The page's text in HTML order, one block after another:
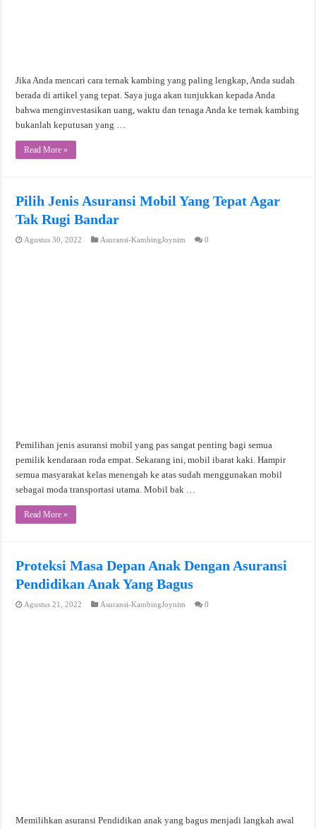
Jika Anda mencari cara ternak kambing yang paling lengkap, Anda sudah
berada di artikel yang tepat. Saya juga akan tunjukkan kepada Anda
bahwa menginvestasikan uang, waktu dan tenaga Anda ke ternak kambing
bukanlah keputusan yang …
Read More »
Pilih Jenis Asuransi Mobil Yang Tepat Agar
Tak Rugi Bandar
Agustus 30, 2022 Asuransi-KambingJoynim 0
Pemilihan jenis asuransi mobil yang pas sangat penting bagi semua
pemilik kendaraan roda empat. Sekarang ini, mobil ibarat kaki. Hampir
semua masyarakat kelas menengah ke atas sudah menggunakan mobil
sebagai moda transportasi utama. Mobil bak …
Read More »
Proteksi Masa Depan Anak Dengan Asuransi
Pendidikan Anak Yang Bagus
Agustus 21, 2022 Asuransi-KambingJoynim 0
Memilihkan asuransi Pendidikan anak yang bagus menjadi langkah awal